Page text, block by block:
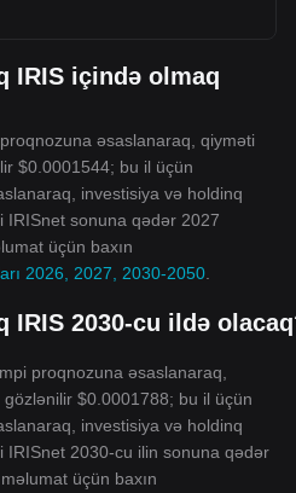
IRIS içində olmaq
əsaslanaraq, qiyməti
$0.0001544; bu il üçün
investisiya və holdinq
IRISnet sonuna qədər 2027
üçün baxın
2026, 2027, 2030-2050
IRIS 2030-cu ildə
proqnozuna əsaslanaraq,
$0.0001788; bu il üçün
investisiya və holdinq
IRISnet 2030-cu ilin sonuna qədər
üçün baxın